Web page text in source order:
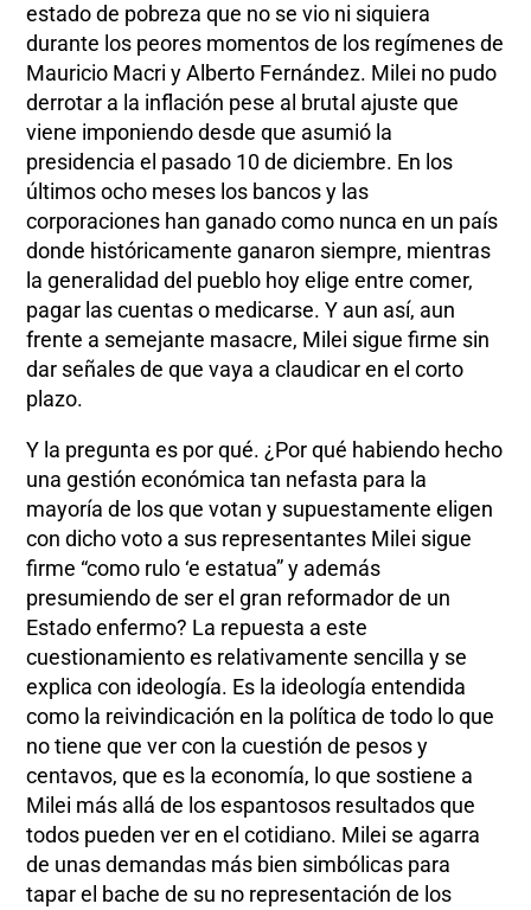
estado de pobreza que no se vio ni siquiera
durante los peores momentos de los regímenes de
Mauricio Macri y Alberto Fernández. Milei no pudo
derrotar a la inflación pese al brutal ajuste que
viene imponiendo desde que asumió la
presidencia el pasado 10 de diciembre. En los
últimos ocho meses los bancos y las
corporaciones han ganado como nunca en un país
donde históricamente ganaron siempre, mientras
la generalidad del pueblo hoy elige entre comer,
pagar las cuentas o medicarse. Y aun así, aun
frente a semejante masacre, Milei sigue firme sin
dar señales de que vaya a claudicar en el corto
plazo.
Y la pregunta es por qué. ¿Por qué habiendo hecho
una gestión económica tan nefasta para la
mayoría de los que votan y supuestamente eligen
con dicho voto a sus representantes Milei sigue
firme “como rulo ‘e estatua” y además
presumiendo de ser el gran reformador de un
Estado enfermo? La repuesta a este
cuestionamiento es relativamente sencilla y se
explica con ideología. Es la ideología entendida
como la reivindicación en la política de todo lo que
no tiene que ver con la cuestión de pesos y
centavos, que es la economía, lo que sostiene a
Milei más allá de los espantosos resultados que
todos pueden ver en el cotidiano. Milei se agarra
de unas demandas más bien simbólicas para
tapar el bache de su no representación de los